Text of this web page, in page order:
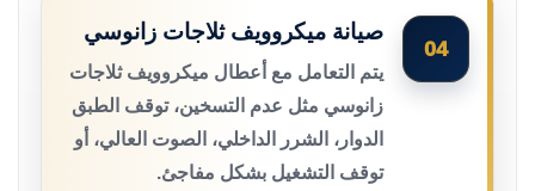
04
صيانة ميكروويف ثلاجات زانوسي
يتم التعامل مع أعطال ميكروويف ثلاجات
زانوسي مثل عدم التسخين، توقف الطبق
الدوار، الشرر الداخلي، الصوت العالي، أو
توقف التشغيل بشكل مفاجئ.